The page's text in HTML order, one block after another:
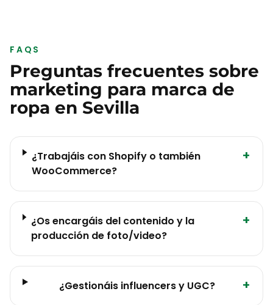
FAQS
Preguntas frecuentes sobre
marketing para marca de
ropa en Sevilla
¿Trabajáis con Shopify o también
WooCommerce?
+
¿Os encargáis del contenido y la
producción de foto/video?
+
¿Gestionáis influencers y UGC? +